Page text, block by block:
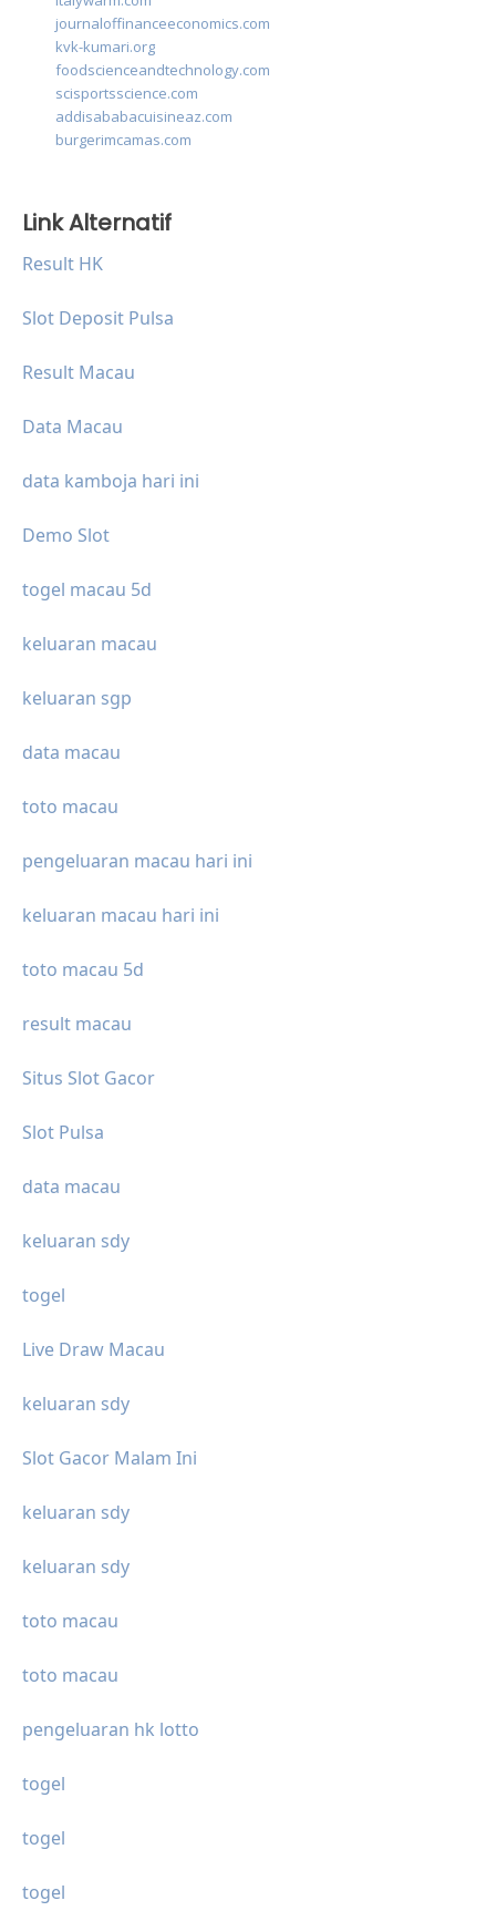
journaloffinanceeconomics.com
kvk-kumari.org
foodscienceandtechnology.com
scisportsscience.com
addisababacuisineaz.com
burgerimcamas.com
Link Alternatif
Result HK
Slot Deposit Pulsa
Result Macau
Data Macau
data kamboja hari ini
Demo Slot
togel macau 5d
keluaran macau
keluaran sgp
data macau
toto macau
pengeluaran macau hari ini
keluaran macau hari ini
toto macau 5d
result macau
Situs Slot Gacor
Slot Pulsa
data macau
keluaran sdy
togel
Live Draw Macau
keluaran sdy
Slot Gacor Malam Ini
keluaran sdy
keluaran sdy
toto macau
toto macau
pengeluaran hk lotto
togel
togel
togel